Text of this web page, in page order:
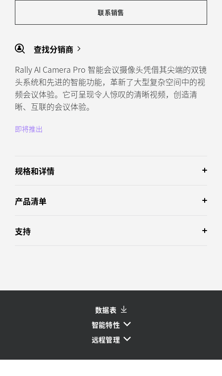
联系销售
查找分销商
Rally AI Camera Pro 智能会议摄像头凭借其尖端的双镜
头系统和先进的智能功能，革新了大型复杂空间中的视
频会议体验。它可呈现令人惊叹的清晰视频，创造清
晰、互联的会议体验。
即将推出
规格和详情
产品清单
支持
数据表
智能特性
远程管理